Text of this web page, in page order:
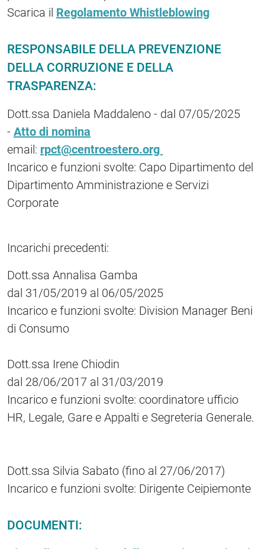
Scarica il Regolamento Whistleblowing
RESPONSABILE DELLA PREVENZIONE
DELLA CORRUZIONE E DELLA
TRASPARENZA:
Dott.ssa Daniela Maddaleno - dal 07/05/2025
- Atto di nomina
email: rpct@centroestero.org
Incarico e funzioni svolte: Capo Dipartimento del
Dipartimento Amministrazione e Servizi
Corporate
Incarichi precedenti:
Dott.ssa Annalisa Gamba
dal 31/05/2019 al 06/05/2025
Incarico e funzioni svolte: Division Manager Beni
di Consumo
Dott.ssa Irene Chiodin
dal 28/06/2017 al 31/03/2019
Incarico e funzioni svolte: coordinatore ufficio
HR, Legale, Gare e Appalti e Segreteria Generale.
Dott.ssa Silvia Sabato (fino al 27/06/2017)
Incarico e funzioni svolte: Dirigente Ceipiemonte
DOCUMENTI: